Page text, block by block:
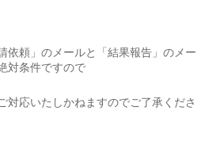
頼」のメールと「結果報告」のメー
対条件ですので
対応いたしかねますのでご了承くださ